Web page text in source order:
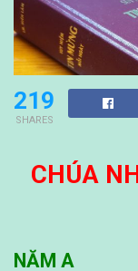
219
SHARES
CHÚA
NĂM A